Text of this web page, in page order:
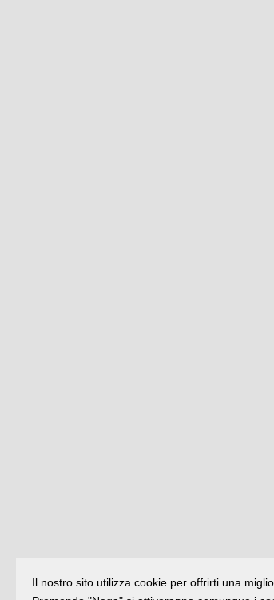
Il nostro sito utilizza cookie per offrirti una